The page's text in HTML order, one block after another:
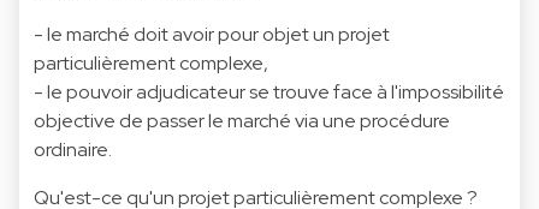
- le marché doit avoir pour objet un projet
particulièrement complexe,
- le pouvoir adjudicateur se trouve face à l'impossibilité
objective de passer le marché via une procédure
ordinaire.
Qu'est-ce qu'un projet particulièrement complexe ?